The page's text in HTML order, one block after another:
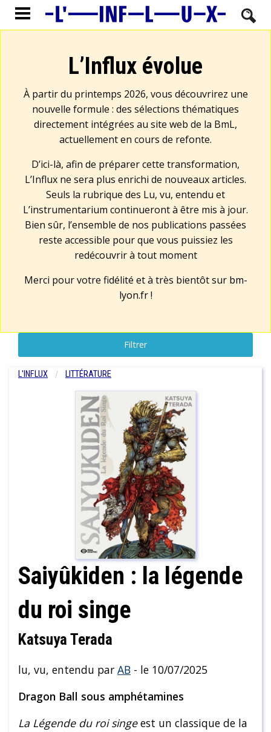
L’Influx évolue
À partir du printemps 2026, vous découvrirez une
nouvelle formule : des sélections thématiques
directement intégrées au site web de la BmL,
actuellement en cours de refonte.
D’ici-là, afin de préparer cette transformation,
L’Influx ne sera plus enrichi de nouveaux articles.
Seuls la rubrique des Lu, vu, entendu et
L’instrumentarium continueront à être mis à jour.
Bien sûr, l’ensemble de nos publications passées
reste accessible pour que vous puissiez les
redécouvrir à tout moment
Merci pour votre fidélité et à très bientôt sur bm-
lyon.fr!
Filtrer
L'INFLUX LITTÉRATURE
Saiyûkiden : la légende
du roi singe
Katsuya Terada
lu, vu, entendu par AB - le 10/07/2025
Dragon Ball sous amphétamines
La Légende du roi singeest un classique de la